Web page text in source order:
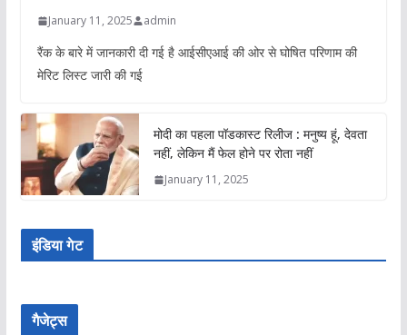
January 11, 2025 admin
रैंक के बारे में जानकारी दी गई है आईसीएआई की ओर से घोषित परिणाम की
मेरिट लिस्ट जारी की गई
मोदी का पहला पॉडकास्ट रिलीज : मनुष्य हूं, देवता
नहीं, लेकिन मैं फेल होने पर रोता नहीं
January 11, 2025
इंडिया गेट
गैजेट्स